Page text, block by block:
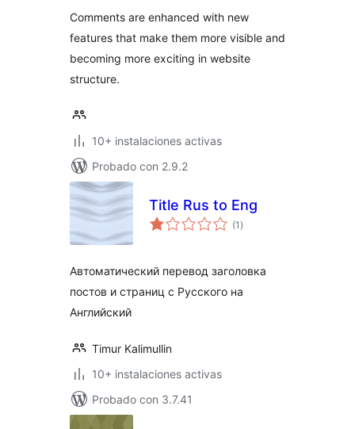
Comments are enhanced with new
features that make them more visible and
becoming more exciting in website
structure.
10+ instalaciones activas
Probado con 2.9.2
Title Rus to Eng
(1 total
de
)
Автоматический перевод заголовка
постов и страниц с Русского на
Английский
Timur Kalimullin
10+ instalaciones activas
Probado con 3.7.41